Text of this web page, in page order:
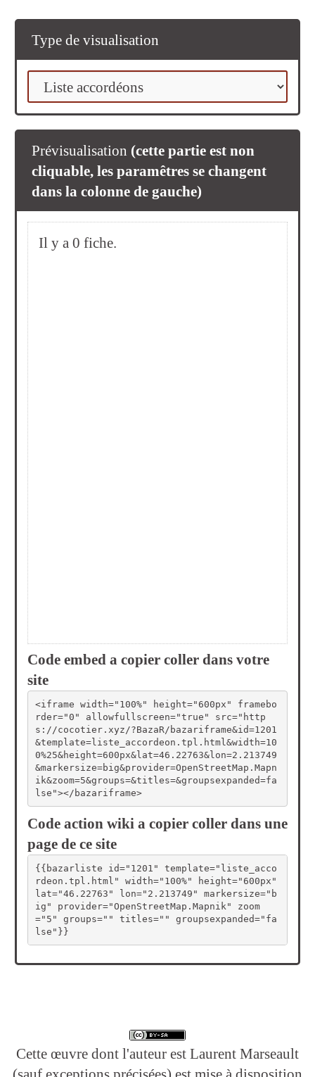
Type de visualisation
Prévisualisation (cette partie est non
cliquable, les paramêtres se changent
dans la colonne de gauche)
Code embed a copier coller dans votre
site
<iframe width="100%" height="600px" framebo
rder="0" allowfullscreen="true" src="http
s://cocotier.xyz/?BazaR/bazariframe&id=1201
&template=liste_accordeon.tpl.html&width=10
0%25&height=600px&lat=46.22763&lon=2.213749
&markersize=big&provider=OpenStreetMap.Mapn
ik&zoom=5&groups=&titles=&groupsexpanded=fa
lse"></bazariframe>
Code action wiki a copier coller dans une
page de ce site
{{bazarliste id="1201" template="liste_acco
rdeon.tpl.html" width="100%" height="600px"
lat="46.22763" lon="2.213749" markersize="b
ig" provider="OpenStreetMap.Mapnik" zoom
="5" groups="" titles="" groupsexpanded="fa
lse"}}
Cette œuvre dont l'auteur est Laurent Marseault